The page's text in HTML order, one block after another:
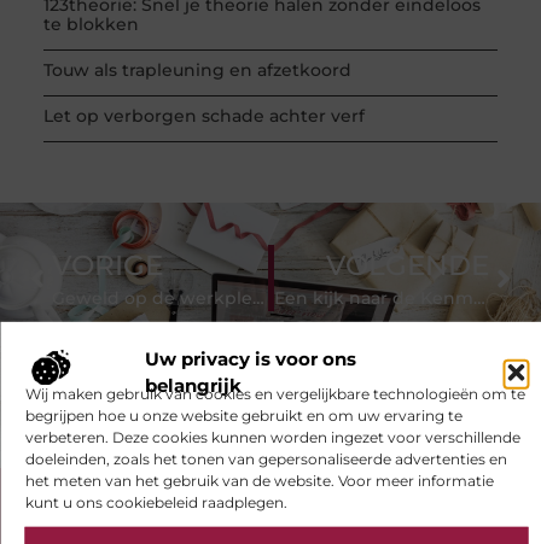
Uw privacy is voor ons
belangrijk
Wij maken gebruik van cookies en vergelijkbare technologieën om te
begrijpen hoe u onze website gebruikt en om uw ervaring te
verbeteren. Deze cookies kunnen worden ingezet voor verschillende
doeleinden, zoals het tonen van gepersonaliseerde advertenties en
het meten van het gebruik van de website. Voor meer informatie
kunt u ons cookiebeleid raadplegen.
123theorie: Snel je theorie halen zonder eindeloos
te blokken
Touw als trapleuning en afzetkoord
Let op verborgen schade achter verf
Bekijk meer informatie over
Ivonnedekoning.nl
VORIGE
Geweld op de werkplek – stop om afhankelijk te zijn van de verkeerde mensen
VOLGENDE
Een kijk naar de Kenmerken van hoverboards